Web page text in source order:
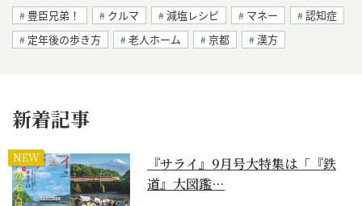
豊臣兄弟！ クルマ 減塩レシピ マネー
認知症
定年後の歩き方
老人ホーム 京都 漢方
新着記事
NEW
『サライ』9月号大特集は「『鉄
道』大図鑑…